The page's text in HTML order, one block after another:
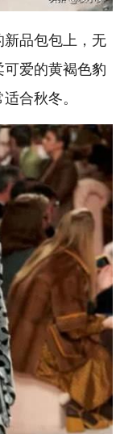
品包包上，无
爱的黄褐色豹
合秋冬。